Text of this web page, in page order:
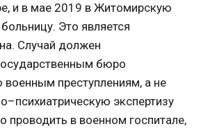
и в мае 2019 в Житомирскую
Это является
Случай должен
бюро
военным преступлениям, а не
экспертизу
проводить в военном госпитале,